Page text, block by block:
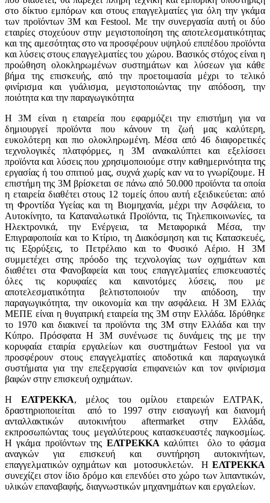
στο δίκτυο εμπόρων και στους επαγγελματίες για όλη την γκάμα
των προϊόντων 3M και Festool. Με την συνεργασία αυτή οι δύο
εταιρίες στοχεύουν στην μεγιστοποίηση της αποτελεσματικότητας
και της αμεσότητας στο να προσφέρουν υψηλού επιπέδου προϊόντα
και λύσεις στους επαγγελματίες του χώρου. Βασικός στόχος είναι η
προώθηση ολοκληρωμένων συστημάτων και λύσεων για κάθε
βήμα της επισκευής, από την προετοιμασία μέχρι το τελικό
φινίρισμα και γυάλισμα, μεγιστοποιώντας την απόδοση, την
ποιότητα και την παραγωγικότητα
Η 3Μ είναι η εταιρεία που εφαρμόζει την επιστήμη για να
δημιουργεί προϊόντα που κάνουν τη ζωή μας καλύτερη,
ευκολότερη και πιο ολοκληρωμένη. Μέσα από 46 διαφορετικές
τεχνολογικές πλατφόρμες, η 3Μ ανακαλύπτει και εξελίσσει
προϊόντα και λύσεις που χρησιμοποιούμε στην καθημερινότητα της
εργασίας ή του σπιτιού μας, συχνά χωρίς καν να το γνωρίζουμε. Η
επιστήμη της 3Μ βρίσκεται σε πάνω από 50.000 προϊόντα τα οποία
η εταιρεία διαθέτει στους 12 τομείς όπου αυτή εξειδικεύεται: από
τη Φροντίδα Υγείας και τη Βιομηχανία, μέχρι την Ασφάλεια, το
Αυτοκίνητο, τα Καταναλωτικά Προϊόντα, τις Τηλεπικοινωνίες, τα
Ηλεκτρονικά, την Ενέργεια, τα Μεταφορικά Μέσα, την
Επιγραφοποιία και το Κτίριο, τη Διακόσμηση και τις Κατασκευές,
τις Εξορύξεις, το Πετρέλαιο και το Φυσικό Αέριο. Η 3Μ
συμμετέχει στης πρόοδο της τεχνολογίας των οχημάτων και
διαθέτει στα Φανοβαφεία και τους επαγγελματίες επισκευαστές
όλες τις κορυφαίες και καινοτόμες λύσεις, που με
αποτελεσματικότητα βελτιστοποιούν την απόδοση, την
παραγωγικότητα, την οικονομία και την ασφάλεια. Η 3Μ Ελλάς
ΜΕΠΕ είναι η θυγατρική εταιρεία της 3M στην Ελλάδα. Ιδρύθηκε
το 1970 και διακινεί τα προϊόντα της 3Μ στην Ελλάδα και την
Κύπρο. Πρόσφατα Η 3M συνένωσε τις δυνάμεις της με την
κορυφαία εταιρία εργαλείων και συστημάτων Festool για να
προσφέρουν στους επαγγελματίες αποδοτικά και παραγωγικά
συστήματα για την επεξεργασία επιφανειών και τον φινίρισμα
βαφών στην επισκευή οχημάτων.
ΗΕΛΤΡΕΚΚΑ, μέλος του ομίλου εταιρειών ΕΛΤΡΑΚ,
δραστηριοποιείται από το 1997 στην εισαγωγή και διανομή
ανταλλακτικών αυτοκινήτου aftermarket στην Ελλάδα,
εκπροσωπώντας τους μεγαλύτερους κατασκευαστές παγκοσμίως.
Η γκάμα προϊόντων της ΕΛΤΡΕΚΚΑ καλύπτει όλο το φάσμα
αναγκών για επισκευή και συντήρηση αυτοκινήτων,
επαγγελματικών οχημάτων και μοτοσυκλετών. Η ΕΛΤΡΕΚΚΑ
συνεχίζει στον ίδιο δρόμο και επενδύει στο χώρο των λιπαντικών,
υλικών επαναβαφής, διαγνωστικών μηχανημάτων και εργαλείων.